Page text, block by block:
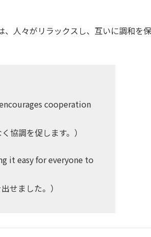
人々がリラックスし、互いに調和を保
cooperation
協調を促します。）
it easy for everyone to
せました。）